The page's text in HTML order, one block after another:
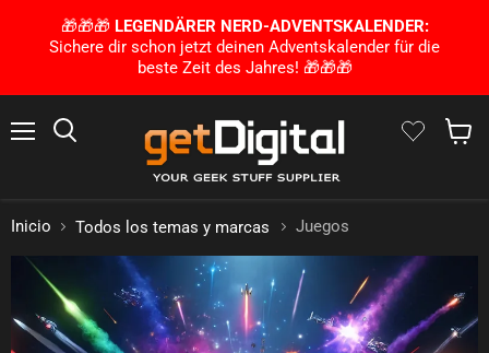
🎁🎁🎁 LEGENDÄRER NERD-ADVENTSKALENDER:
Sichere dir schon jetzt deinen Adventskalender für die
beste Zeit des Jahres! 🎁🎁🎁
Inicio Todos los temas y marcas Juegos